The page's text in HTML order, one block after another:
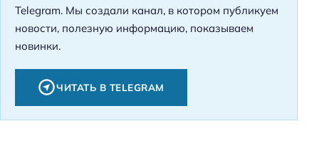
Telegram. Мы создали канал, в котором публикуем
новости, полезную информацию, показываем
новинки.
ЧИТАТЬ В TELEGRAM